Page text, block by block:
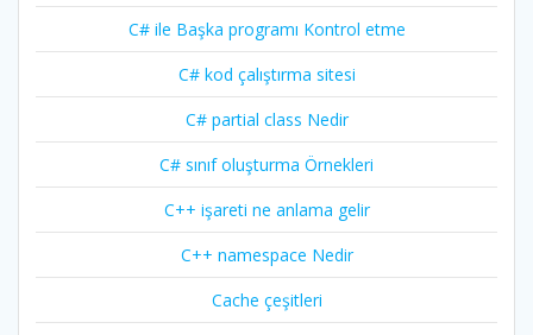
C# ile Başka programı Kontrol etme
C# kod çalıştırma sitesi
C# partial class Nedir
C# sınıf oluşturma Örnekleri
C++ işareti ne anlama gelir
C++ namespace Nedir
Cache çeşitleri